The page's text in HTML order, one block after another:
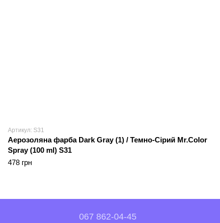
Артикул: S31
Аерозоляна фарба Dark Gray (1) / Темно-Сірий Mr.Color
Spray (100 ml) S31
478 грн
067 862-04-45